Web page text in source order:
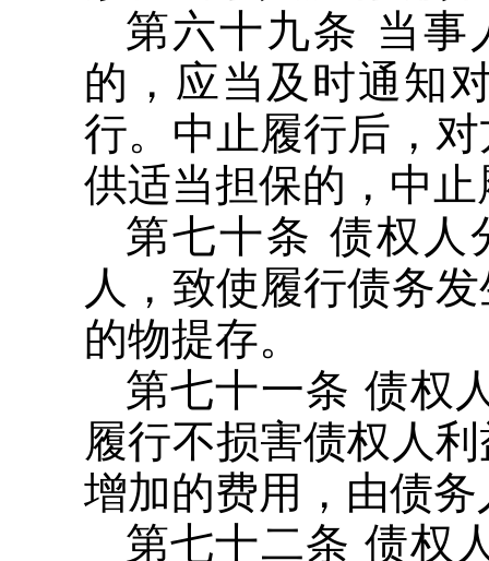
第六十九条 当事
的，应当及时通知
行。中止履行后，
供适当担保的，中
第七十条 债权人
人，致使履行债务
的物提存。
第七十一条 债权
履行不损害债权人
增加的费用，由债
第七十二条 债权